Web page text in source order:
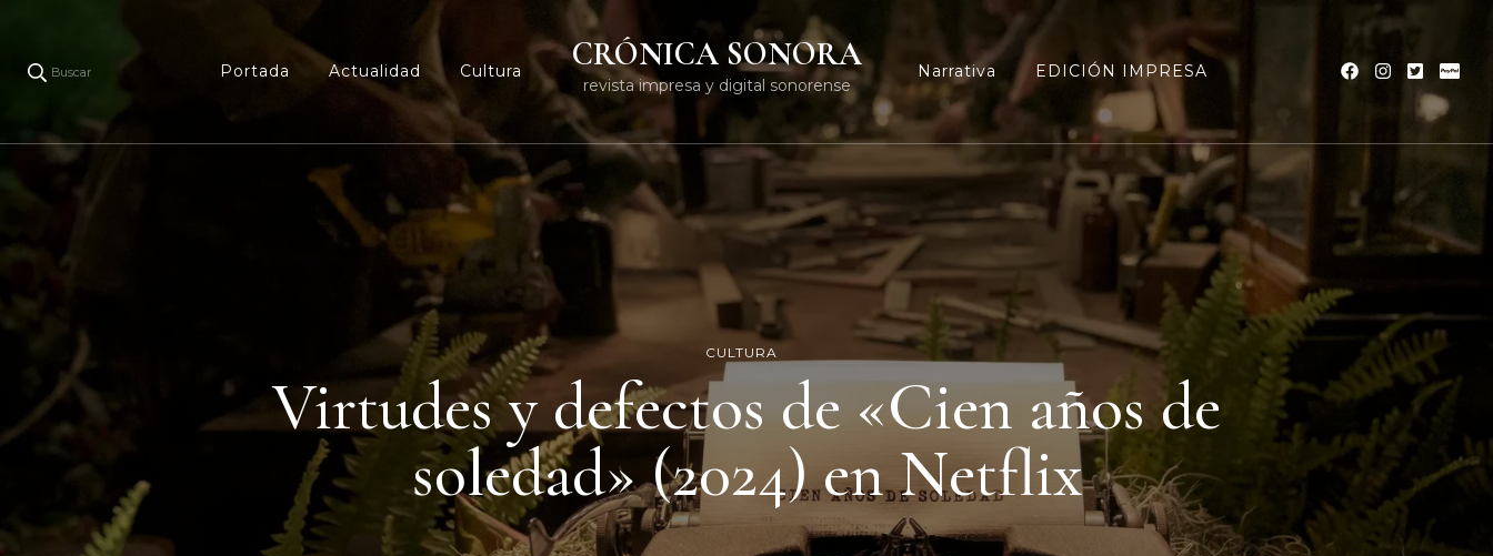
Buscar Portada Actualidad Cultura CRÓNICA SONORA
revista impresa y digital sonorense
Narrativa EDICIÓN IMPRESA
CULTURA
Virtudes y defectos de «Cien años de
soledad» (2024) en Netflix